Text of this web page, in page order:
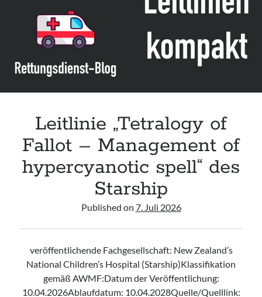
acute respiratory failure“ der Polish Society of Anaesthesiology and
Intensive Therapy
Leitlinie „Management of Hypercalcaemia in Adult Patients in the
Emergency Department“ der IAEM
Leitlinie „Behavioural Emergencies in Emergency Departments“ der IFEM
Leitlinie „Management of Acute Upper Gastrointestinal Bleeding in the
Emergency Department“ der IAEM
Leitlinie „Tetralogy of
Fallot – Management of
hypercyanotic spell“ des
Starship
Published on 7. Juli 2026
veröffentlichende Fachgesellschaft: New Zealand’s
National Children’s Hospital (Starship)Klassifikation
gemäß AWMF:Datum der Veröffentlichung:
10.04.2026Ablaufdatum: 10.04.2028Quelle/Quelllink: